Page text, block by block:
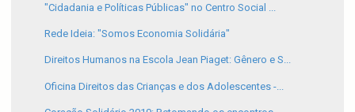
"Cidadania e Políticas Públicas" no Centro Social ...
Rede Ideia: "Somos Economia Solidária"
Direitos Humanos na Escola Jean Piaget: Gênero e S...
Oficina Direitos das Crianças e dos Adolescentes -...